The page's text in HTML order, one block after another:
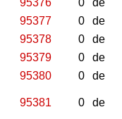
95377
0 de
95378
0 de
95379
0 de
95380
0 de
95381 0 de